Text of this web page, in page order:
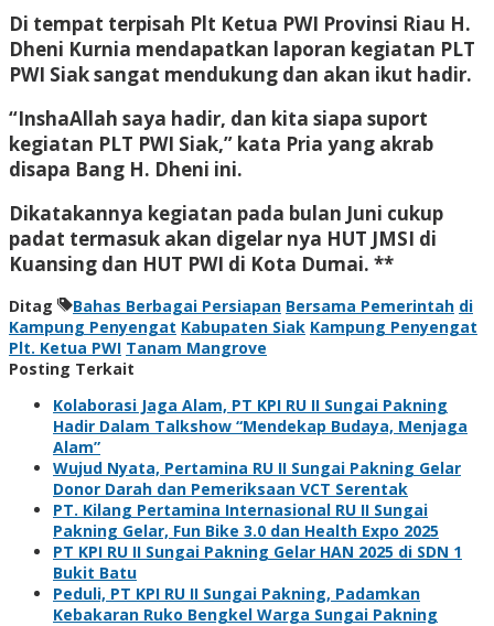
Di tempat terpisah Plt Ketua PWI Provinsi Riau H.
Dheni Kurnia mendapatkan laporan kegiatan PLT
PWI Siak sangat mendukung dan akan ikut hadir.
“InshaAllah saya hadir, dan kita siapa suport
kegiatan PLT PWI Siak,” kata Pria yang akrab
disapa Bang H. Dheni ini.
Dikatakannya kegiatan pada bulan Juni cukup
padat termasuk akan digelar nya HUT JMSI di
Kuansing dan HUT PWI di Kota Dumai. **
Ditag Bahas Berbagai Persiapan Bersama Pemerintah di
Kampung Penyengat Kabupaten Siak Kampung Penyengat
Plt. Ketua PWI Tanam Mangrove
Posting Terkait
Kolaborasi Jaga Alam, PT KPI RU II Sungai Pakning
Hadir Dalam Talkshow “Mendekap Budaya, Menjaga
Alam”
Wujud Nyata, Pertamina RU II Sungai Pakning Gelar
Donor Darah dan Pemeriksaan VCT Serentak
PT. Kilang Pertamina Internasional RU II Sungai
Pakning Gelar, Fun Bike 3.0 dan Health Expo 2025
PT KPI RU II Sungai Pakning Gelar HAN 2025 di SDN 1
Bukit Batu
Peduli, PT KPI RU II Sungai Pakning, Padamkan
Kebakaran Ruko Bengkel Warga Sungai Pakning